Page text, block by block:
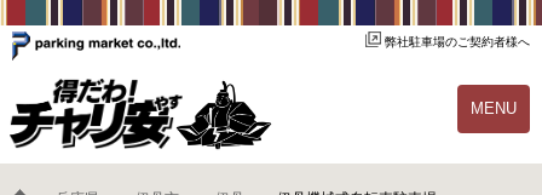
弊社駐車場のご契約者様へ
MENU
物件一覧 ご契約の流れ